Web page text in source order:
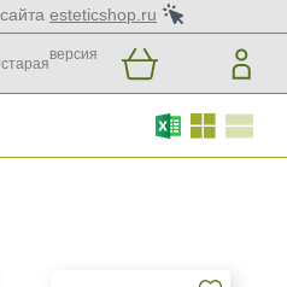
esteticshop.ru
старая
версия